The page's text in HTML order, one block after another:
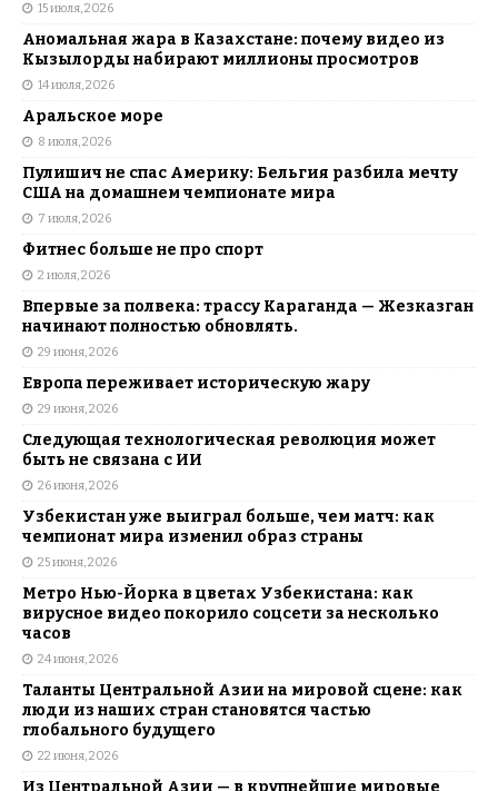
15 июля, 2026
Аномальная жара в Казахстане: почему видео из
Кызылорды набирают миллионы просмотров
14 июля, 2026
Аральское море
8 июля, 2026
Пулишич не спас Америку: Бельгия разбила мечту
США на домашнем чемпионате мира
7 июля, 2026
Фитнес больше не про спорт
2 июля, 2026
Впервые за полвека: трассу Караганда — Жезказган
начинают полностью обновлять.
29 июня, 2026
Европа переживает историческую жару
29 июня, 2026
Следующая технологическая революция может
быть не связана с ИИ
26 июня, 2026
Узбекистан уже выиграл больше, чем матч: как
чемпионат мира изменил образ страны
25 июня, 2026
Метро Нью-Йорка в цветах Узбекистана: как
вирусное видео покорило соцсети за несколько
часов
24 июня, 2026
Таланты Центральной Азии на мировой сцене: как
люди из наших стран становятся частью
глобального будущего
22 июня, 2026
Из Центральной Азии — в крупнейшие мировые